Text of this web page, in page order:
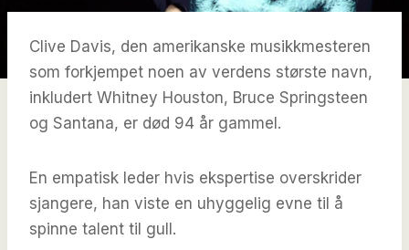
Clive Davis, den amerikanske musikkmesteren
som forkjempet noen av verdens største navn,
inkludert Whitney Houston, Bruce Springsteen
og Santana, er død 94 år gammel.
En empatisk leder hvis ekspertise overskrider
sjangere, han viste en uhyggelig evne til å
spinne talent til gull.